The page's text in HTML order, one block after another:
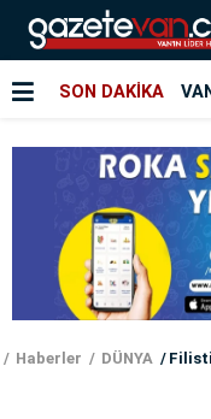
SON DAKİKA
Haberler DÜNYA Filistin